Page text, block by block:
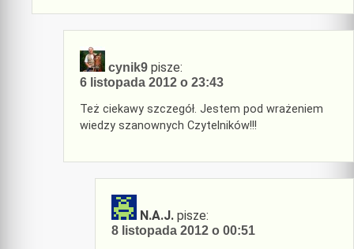
cynik9 pisze:
6 listopada 2012 o 23:43
Też ciekawy szczegół. Jestem pod wrażeniem
wiedzy szanownych Czytelników!!!
N.A.J. pisze:
8 listopada 2012 o 00:51